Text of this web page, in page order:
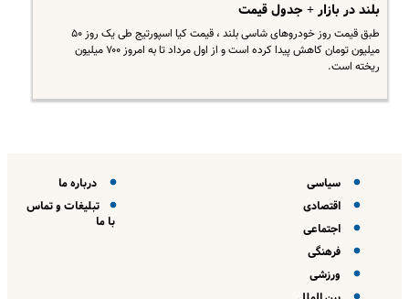
بلند در بازار + جدول قیمت
طبق قیمت روز خودروهای شاسی بلند ، قیمت کیا اسپورتیج طی یک روز ۵۰
میلیون تومان کاهش پیدا کرده است و از اول مرداد تا به امروز ۷۰۰ میلیون
ریخته است.
سیاسی
اقتصادی
اجتماعی
فرهنگی
ورزشی
درباره ما
تبلیغات و تماس
با ما